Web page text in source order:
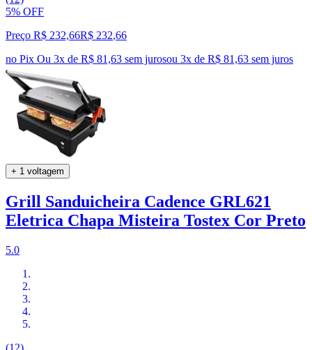
5% OFF
Preço R$ 232,66R$ 232,66
no Pix Ou 3x de R$ 81,63 sem jurosou 3x de R$ 81,63 sem juros
+ 1 voltagem
Grill Sanduicheira Cadence GRL621
Eletrica Chapa Misteira Tostex Cor Preto
5.0
(12)